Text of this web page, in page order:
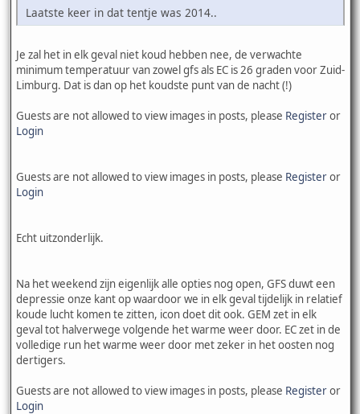
Laatste keer in dat tentje was 2014..
Je zal het in elk geval niet koud hebben nee, de verwachte
minimum temperatuur van zowel gfs als EC is 26 graden voor Zuid-
Limburg. Dat is dan op het koudste punt van de nacht (!)
Guests are not allowed to view images in posts, please Registeror
Login
Guests are not allowed to view images in posts, please Registeror
Login
Echt uitzonderlijk.
Na het weekend zijn eigenlijk alle opties nog open, GFS duwt een
depressie onze kant op waardoor we in elk geval tijdelijk in relatief
koude lucht komen te zitten, icon doet dit ook. GEM zet in elk
geval tot halverwege volgende het warme weer door. EC zet in de
volledige run het warme weer door met zeker in het oosten nog
dertigers.
Guests are not allowed to view images in posts, please Registeror
Login